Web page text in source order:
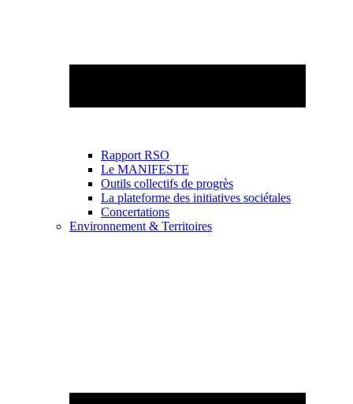
Rapport RSO
Le MANIFESTE
Outils collectifs de progrès
La plateforme des initiatives sociétales
Concertations
Environnement & Territoires